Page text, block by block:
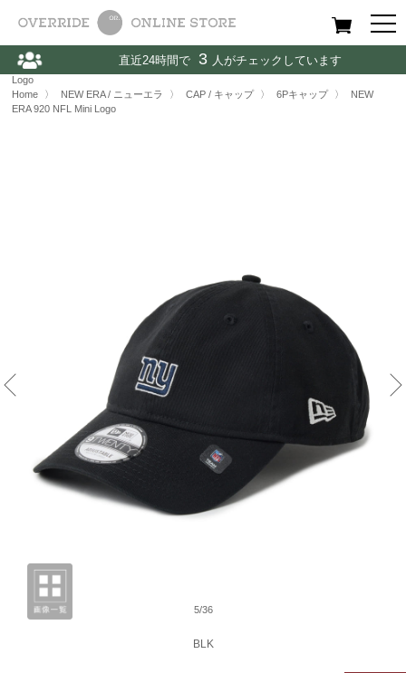
All Women Men
Home NEW ERA / ニューエラ 〉 CAP / キャップ 〉
NEW ERA 920 NFL Mini
Logo
Home
〉 NEW ERA / ニューエラ 〉 CAP / キャップ 〉 6Pキャップ 〉
NEW
ERA 920 NFL Mini Logo
5/36
BLK
直近24時間で 3 人がチェックしています